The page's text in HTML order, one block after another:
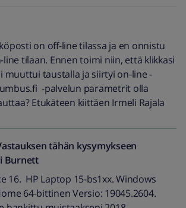
on off-line tilassa ja en onnistu
line tilaan. Ennen toimi niin, että klikkasi
muuttui taustalla ja siirtyi on-line -
-palvelun parametrit olla
Etukäteen kiittäen Irmeli Rajala
tähän kysymykseen
Burnett
16. HP Laptop 15-bs1xx. Windows
64-bittinen Versio: 19045.2604.